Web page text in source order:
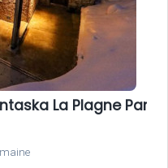
La Plagne